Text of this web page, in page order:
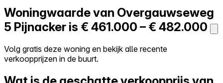
Zelf kopen
Alles-in-één
Reviews
Log in
Woningwaarde van Overgauwseweg
5 Pijnacker is € 461.000 – € 482.000
Volg gratis deze woning en bekijk alle recente
verkoopprijzen in de buurt.